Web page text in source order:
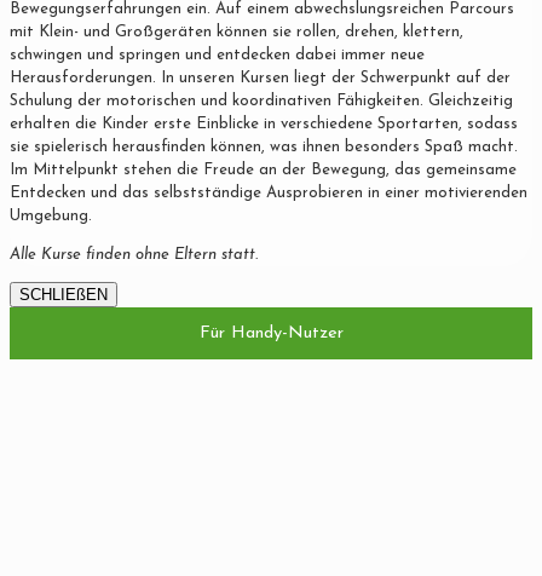
Bewegungserfahrungen ein. Auf einem abwechslungsreichen Parcours
mit Klein- und Großgeräten können sie rollen, drehen, klettern,
schwingen und springen und entdecken dabei immer neue
Herausforderungen. In unseren Kursen liegt der Schwerpunkt auf der
Schulung der motorischen und koordinativen Fähigkeiten. Gleichzeitig
erhalten die Kinder erste Einblicke in verschiedene Sportarten, sodass
sie spielerisch herausfinden können, was ihnen besonders Spaß macht.
Im Mittelpunkt stehen die Freude an der Bewegung, das gemeinsame
Entdecken und das selbstständige Ausprobieren in einer motivierenden
Umgebung.
Alle Kurse finden ohne Eltern statt.
SCHLIEßEN
Für Handy-Nutzer